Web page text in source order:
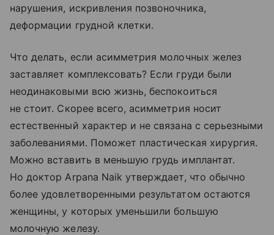
нарушения, искривления позвоночника,
деформации грудной клетки.
Что делать, если асимметрия молочных желез
заставляет комплексовать? Если груди были
неодинаковыми всю жизнь, беспокоиться
не стоит. Скорее всего, асимметрия носит
естественный характер и не связана с серьезными
заболеваниями. Поможет пластическая хирургия.
Можно вставить в меньшую грудь имплантат.
Но доктор Arpana Naik утверждает, что обычно
более удовлетворенными результатом остаются
женщины, у которых уменьшили большую
молочную железу.